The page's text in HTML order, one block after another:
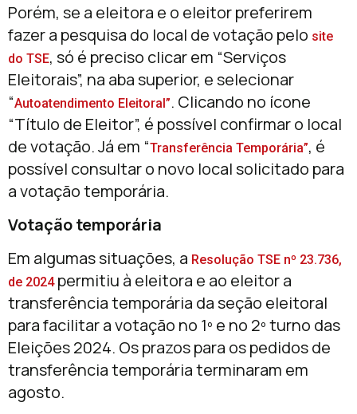
Porém, se a eleitora e o eleitor preferirem
fazer a pesquisa do local de votação pelo site
do TSE, só é preciso clicar em “Serviços
Eleitorais”, na aba superior, e selecionar
“Autoatendimento Eleitoral”. Clicando no ícone
“Título de Eleitor”, é possível confirmar o local
de votação. Já em “Transferência Temporária”, é
possível consultar o novo local solicitado para
a votação temporária.
Votação temporária
Em algumas situações, a Resolução TSE nº 23.736,
de 2024permitiu à eleitora e ao eleitor a
transferência temporária da seção eleitoral
para facilitar a votação no 1º e no 2º turno das
Eleições 2024. Os prazos para os pedidos de
transferência temporária terminaram em
agosto.